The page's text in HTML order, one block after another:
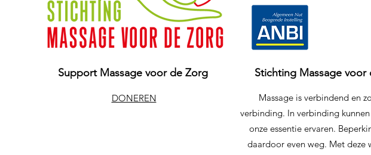
Support Massage voor de Zorg Stichting Massage voor
DONEREN
Massage is verbindend en
verbinding. In verbinding
onze essentie ervaren.
daardoor even weg. Met deze